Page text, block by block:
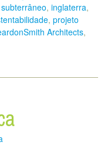
, inglaterra,
, projeto
Architects,